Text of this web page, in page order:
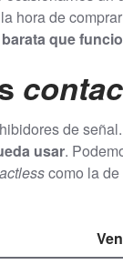
hora de
que
de
usar.
como la